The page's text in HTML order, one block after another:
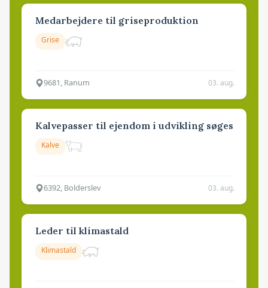
Medarbejdere til griseproduktion
Grise
9681, Ranum 03. aug.
Kalvepasser til ejendom i udvikling søges
Kalve
6392, Bolderslev 03. aug.
Leder til klimastald
Klimastald